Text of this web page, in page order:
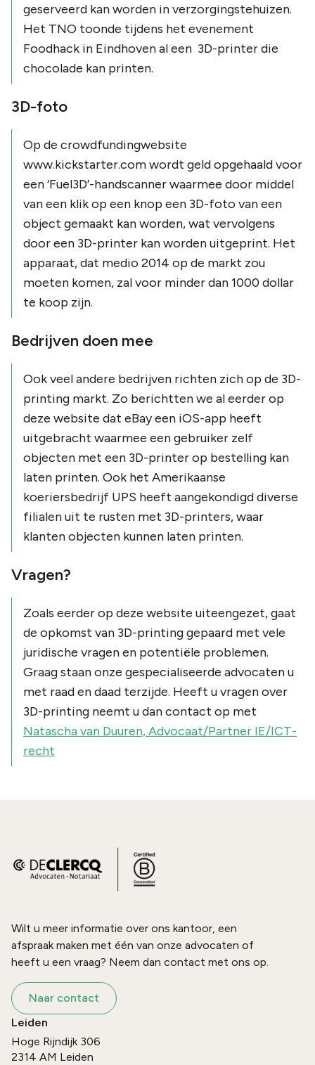
geserveerd kan worden in verzorgingstehuizen.
Het TNO toonde tijdens het evenement
Foodhack in Eindhoven al een 3D-printer die
chocolade kan printen.
3D-foto
Op de crowdfundingwebsite
www.kickstarter.com wordt geld opgehaald voor
een ‘Fuel3D’-handscanner waarmee door middel
van een klik op een knop een 3D-foto van een
object gemaakt kan worden, wat vervolgens
door een 3D-printer kan worden uitgeprint. Het
apparaat, dat medio 2014 op de markt zou
moeten komen, zal voor minder dan 1000 dollar
te koop zijn.
Bedrijven doen mee
Ook veel andere bedrijven richten zich op de 3D-
printing markt. Zo berichtten we al eerder op
deze website dat eBay een iOS-app heeft
uitgebracht waarmee een gebruiker zelf
objecten met een 3D-printer op bestelling kan
laten printen. Ook het Amerikaanse
koeriersbedrijf UPS heeft aangekondigd diverse
filialen uit te rusten met 3D-printers, waar
klanten objecten kunnen laten printen.
Vragen?
Zoals eerder op deze website uiteengezet, gaat
de opkomst van 3D-printing gepaard met vele
juridische vragen en potentiële problemen.
Graag staan onze gespecialiseerde advocaten u
met raad en daad terzijde. Heeft u vragen over
3D-printing neemt u dan contact op met
Natascha van Duuren, Advocaat/Partner IE/ICT-
recht
Wilt u meer informatie over ons kantoor, een
afspraak maken met één van onze advocaten of
heeft u een vraag? Neem dan contact met ons op.
Naar contact
Leiden
Hoge Rijndijk 306
2314 AM Leiden